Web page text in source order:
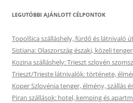
LEGUTÓBBI AJÁNLOTT CÉLPONTOK
Topolšica szálláshely, fürdő és látnivaló
Sistiana: Olaszország északi, közeli
Kozina szálláshely: Trieszt szlovén
Trieszt/Trieste látnivalók: története,
Koper Szlovénia tenger, élmény, szállás
Piran szállások: hotel, kemping és